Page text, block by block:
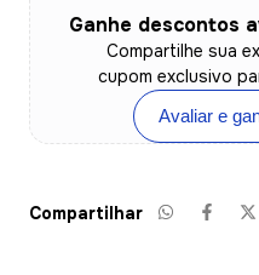
Ganhe descontos
Compartilhe sua
cupom exclusivo
Avaliar e
Compartilhar